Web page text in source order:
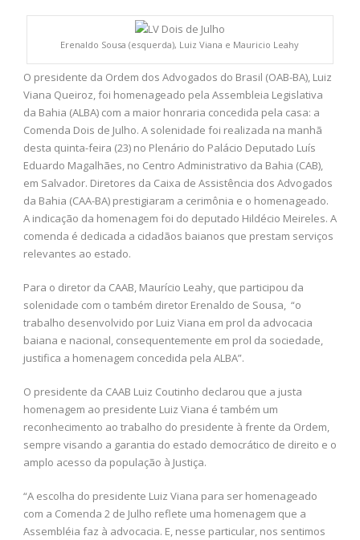
Erenaldo Sousa (esquerda), Luiz Viana e Mauricio Leahy
O presidente da Ordem dos Advogados do Brasil (OAB-BA), Luiz
Viana Queiroz, foi homenageado pela Assembleia Legislativa
da Bahia (ALBA) com a maior honraria concedida pela casa: a
Comenda Dois de Julho. A solenidade foi realizada na manhã
desta quinta-feira (23) no Plenário do Palácio Deputado Luís
Eduardo Magalhães, no Centro Administrativo da Bahia (CAB),
em Salvador. Diretores da Caixa de Assistência dos Advogados
da Bahia (CAA-BA) prestigiaram a cerimônia e o homenageado.
A indicação da homenagem foi do deputado Hildécio Meireles. A
comenda é dedicada a cidadãos baianos que prestam serviços
relevantes ao estado.
Para o diretor da CAAB, Maurício Leahy, que participou da
solenidade com o também diretor Erenaldo de Sousa, “o
trabalho desenvolvido por Luiz Viana em prol da advocacia
baiana e nacional, consequentemente em prol da sociedade,
justifica a homenagem concedida pela ALBA”.
O presidente da CAAB Luiz Coutinho declarou que a justa
homenagem ao presidente Luiz Viana é também um
reconhecimento ao trabalho do presidente à frente da Ordem,
sempre visando a garantia do estado democrático de direito e o
amplo acesso da população à Justiça.
“A escolha do presidente Luiz Viana para ser homenageado
com a Comenda 2 de Julho reflete uma homenagem que a
Assembléia faz à advocacia. E, nesse particular, nos sentimos